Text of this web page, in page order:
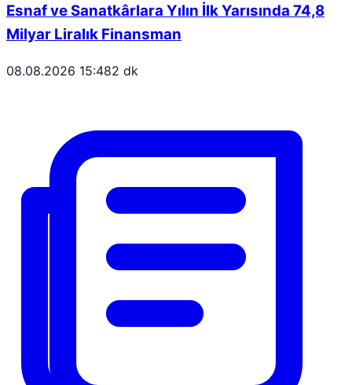
Esnaf ve Sanatkârlara Yılın İlk Yarısında 74,8
Milyar Liralık Finansman
08.08.2026 15:482 dk